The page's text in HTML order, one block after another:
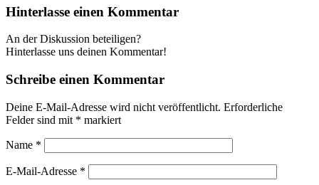
Hinterlasse einen Kommentar
An der Diskussion beteiligen?
Hinterlasse uns deinen Kommentar!
Schreibe einen Kommentar
Deine E-Mail-Adresse wird nicht veröffentlicht. Erforderliche
Felder sind mit * markiert
Name *
E-Mail-Adresse *